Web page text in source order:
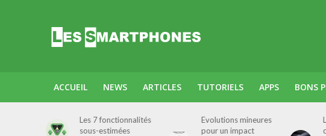
ACCUEIL NEWS ARTICLES TUTORIELS APPS BONS
Les 7 fonctionnalités
sous-estimées
Evolutions mineures
pour un impact